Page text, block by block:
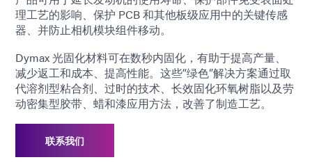
理工艺的影响、保护 PCB 和其他板级应用中的关键传感
器、并防止相机模块组件移动。
Dymax 光固化材料可在数秒内固化，有助于提高产量、
减少返工和成本、提高性能。这些“绿色”解决方案通过取
代溶剂型粘合剂、过时的技术、长效固化环氧树脂以及劳
动密集型胶带、蜡和漆应用方法，改善了制造工艺。
联系我们